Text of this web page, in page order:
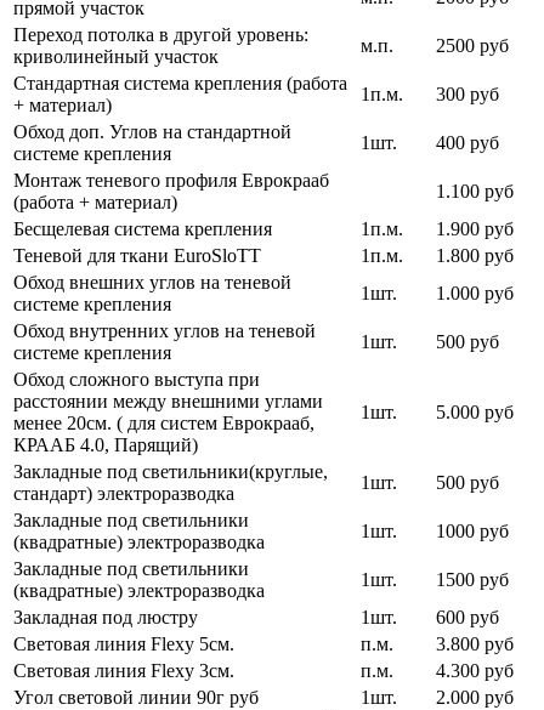
прямой участок
Переход потолка в другой уровень:
криволинейный участок
м.п.
2500 руб
Стандартная система крепления (работа
+ материал)
1п.м.
300 руб
Обход доп. Углов на стандартной
системе крепления
1шт.
400 руб
Монтаж теневого профиля Еврокрааб
(работа + материал)
1.100 руб
Бесщелевая система крепления
1п.м.
1.900 руб
Теневой для ткани EuroSloTT
1п.м.
1.800 руб
Обход внешних углов на теневой
системе крепления
1шт.
1.000 руб
Обход внутренних углов на теневой
системе крепления
1шт.
500 руб
Обход сложного выступа при
расстоянии между внешними углами
менее 20см. ( для систем Еврокрааб,
КРААБ 4.0, Парящий)
1шт. 5.000 руб
Закладные под светильники(круглые,
стандарт) электроразводка
1шт.
500 руб
Закладные под светильники
(квадратные) электроразводка
1шт.
1000 руб
Закладные под светильники
(квадратные) электроразводка
1шт.
1500 руб
Закладная под люстру
1шт.
600 руб
Световая линия Flexy 5см.
п.м.
3.800 руб
Световая линия Flexy 3см.
п.м.
4.300 руб
Угол световой линии 90г руб
1шт.
2.000 руб